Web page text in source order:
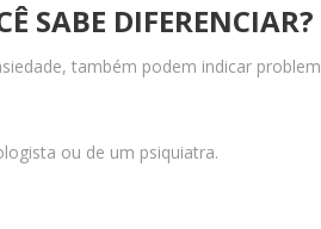
SABE DIFERENCIAR?
também podem indicar
ou de um psiquiatra.